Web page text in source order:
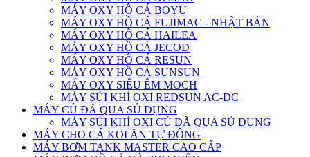
MÁY OXY HỒ CÁ BOYU
MÁY OXY HỒ CÁ FUJIMAC - NHẬT BẢN
MÁY OXY HỒ CÁ HAILEA
MÁY OXY HỒ CÁ JECOD
MÁY OXY HỒ CÁ RESUN
MÁY OXY HỒ CÁ SUNSUN
MÁY OXY SIÊU ÊM MOCH
MÁY SỦI KHÍ OXI REDSUN AC-DC
MÁY CỦ ĐÃ QUA SỦ DỤNG
MÁY SỦI KHÍ OXI CỦ ĐÃ QUA SỦ DỤNG
MÁY CHO CÁ KOI ĂN TỰ ĐỘNG
MÁY BƠM TANK MASTER CAO CẤP